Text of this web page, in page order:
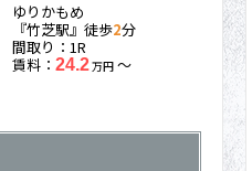
ゆりかもめ
『竹芝駅』徒歩2分
間取り：1R
賃料：24.2万円 〜